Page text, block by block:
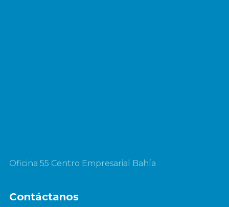
Oficina 55 Centro Empresarial Bahía
Contáctanos